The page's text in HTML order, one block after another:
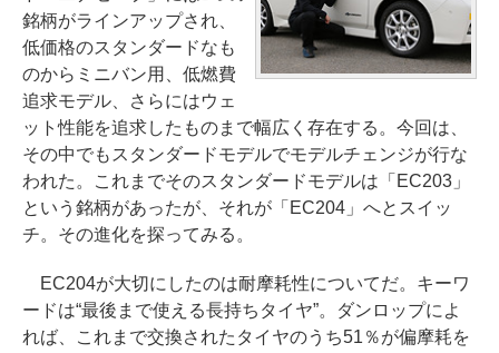
銘柄がラインアップされ、
低価格のスタンダードなも
のからミニバン用、低燃費
追求モデル、さらにはウェ
ット性能を追求したものまで幅広く存在する。今回は、
その中でもスタンダードモデルでモデルチェンジが行な
われた。これまでそのスタンダードモデルは「EC203」
という銘柄があったが、それが「EC204」へとスイッ
チ。その進化を探ってみる。
EC204が大切にしたのは耐摩耗性についてだ。キーワ
ードは“最後まで使える長持ちタイヤ”。ダンロップによ
れば、これまで交換されたタイヤのうち51％が偏摩耗を